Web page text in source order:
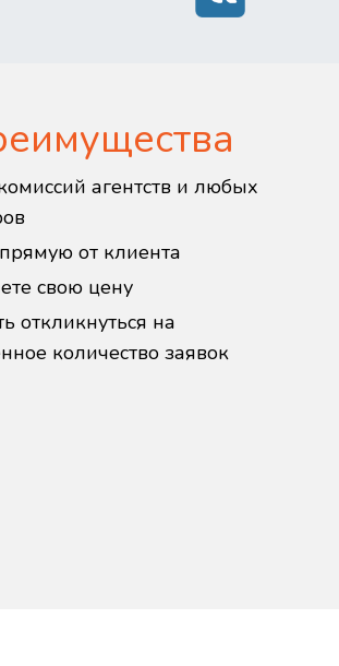
агентств и любых
от клиента
свою цену
откликнуться на
количество заявок